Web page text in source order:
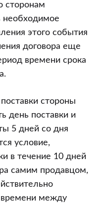
сторонам
необходимое
этого события
договора еще
времени срока
стороны
день поставки и
5 дней со дня
условие,
в течение 10 дней
самим продавцом,
между